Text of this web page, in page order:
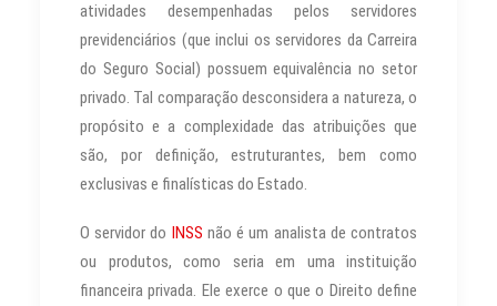
atividades desempenhadas pelos servidores
previdenciários (que inclui os servidores da Carreira
do Seguro Social) possuem equivalência no setor
privado. Tal comparação desconsidera a natureza, o
propósito e a complexidade das atribuições que
são, por definição, estruturantes, bem como
exclusivas e finalísticas do Estado.
O servidor do INSS não é um analista de contratos
ou produtos, como seria em uma instituição
financeira privada. Ele exerce o que o Direito define